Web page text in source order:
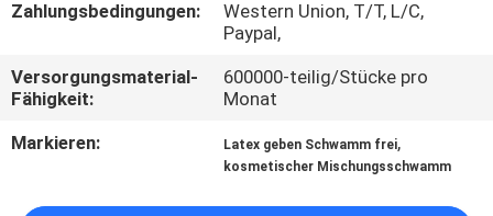
Zahlungsbedingungen:
Western Union, T/T, L/C,
Paypal,
Versorgungsmaterial-
Fähigkeit:
600000-teilig/Stücke pro
Monat
Markieren:
Latex geben Schwamm frei,
kosmetischer Mischungsschwamm